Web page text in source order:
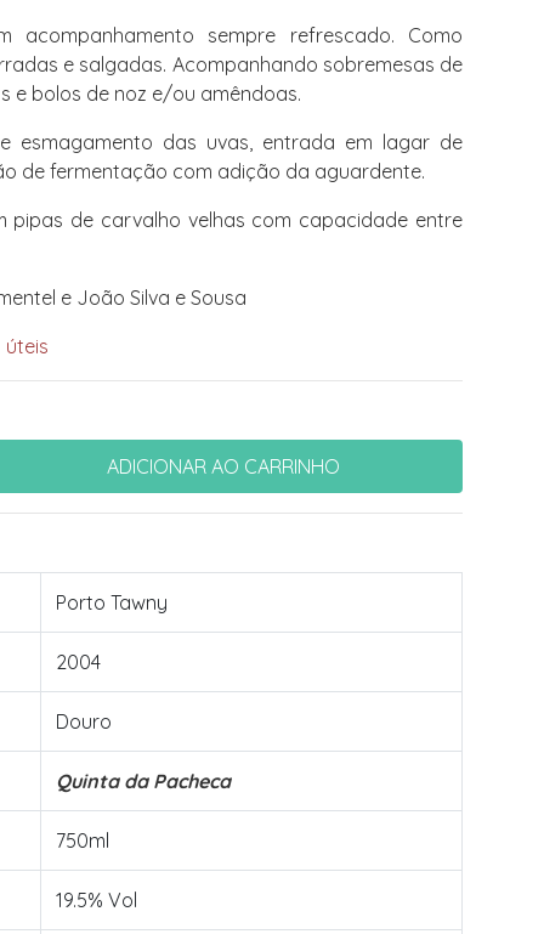
acompanhamento sempre refrescado. Como
e salgadas. Acompanhando sobremesas de
e bolos de noz e/ou amêndoas.
esmagamento das uvas, entrada em lagar de
de fermentação com adição da aguardente.
pipas de carvalho velhas com capacidade entre
e João Silva e Sousa
úteis
Porto Tawny
2004
Douro
Quinta da Pacheca
750ml
19.5% Vol